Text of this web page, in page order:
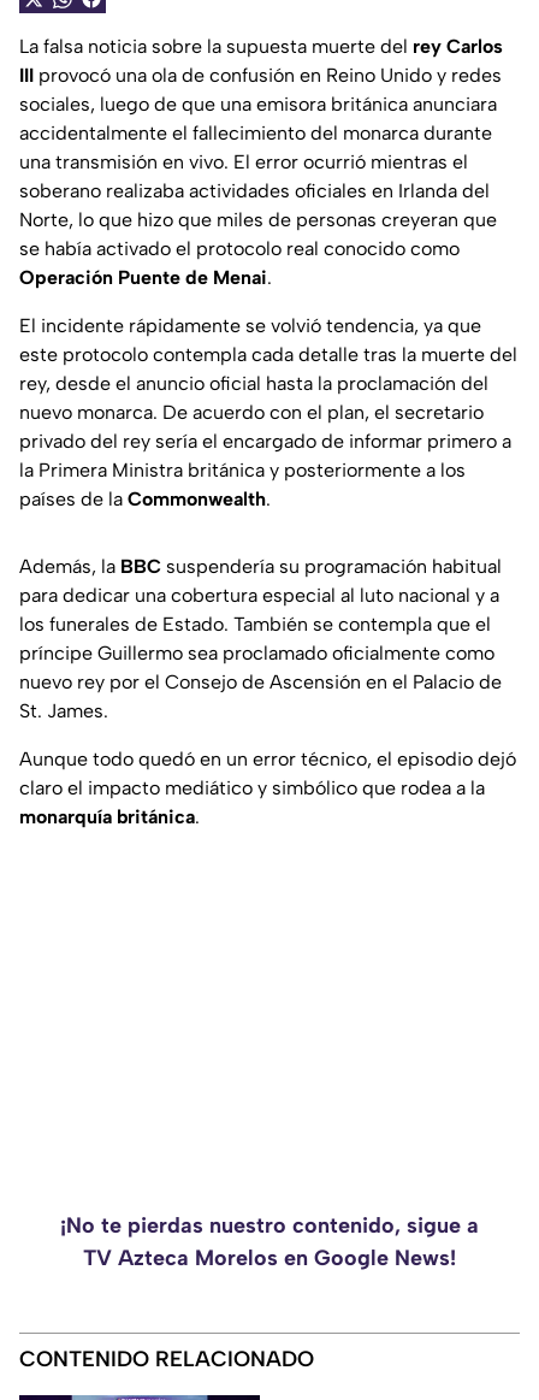
La falsa noticia sobre la supuesta muerte del rey Carlos
III provocó una ola de confusión en Reino Unido y redes
sociales, luego de que una emisora británica anunciara
accidentalmente el fallecimiento del monarca durante
una transmisión en vivo. El error ocurrió mientras el
soberano realizaba actividades oficiales en Irlanda del
Norte, lo que hizo que miles de personas creyeran que
se había activado el protocolo real conocido como
Operación Puente de Menai.
El incidente rápidamente se volvió tendencia, ya que
este protocolo contempla cada detalle tras la muerte del
rey, desde el anuncio oficial hasta la proclamación del
nuevo monarca. De acuerdo con el plan, el secretario
privado del rey sería el encargado de informar primero a
la Primera Ministra británica y posteriormente a los
países de la Commonwealth.
Además, la BBC suspendería su programación habitual
para dedicar una cobertura especial al luto nacional y a
los funerales de Estado. También se contempla que el
príncipe Guillermo sea proclamado oficialmente como
nuevo rey por el Consejo de Ascensión en el Palacio de
St. James.
Aunque todo quedó en un error técnico, el episodio dejó
claro el impacto mediático y simbólico que rodea a la
monarquía británica.
¡No te pierdas nuestro contenido, sigue a
TV Azteca Morelos en Google News!
CONTENIDO RELACIONADO